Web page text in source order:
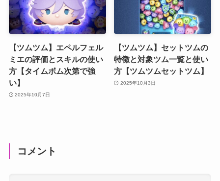
【ツムツム】エペルフェル
ミエの評価とスキルの使い
方【タイムボム次第で強
い】
2025年10月7日
【ツムツム】セットツムの
特徴と対象ツム一覧と使い
方【ツムツムセットツム】
2025年10月3日
コメント